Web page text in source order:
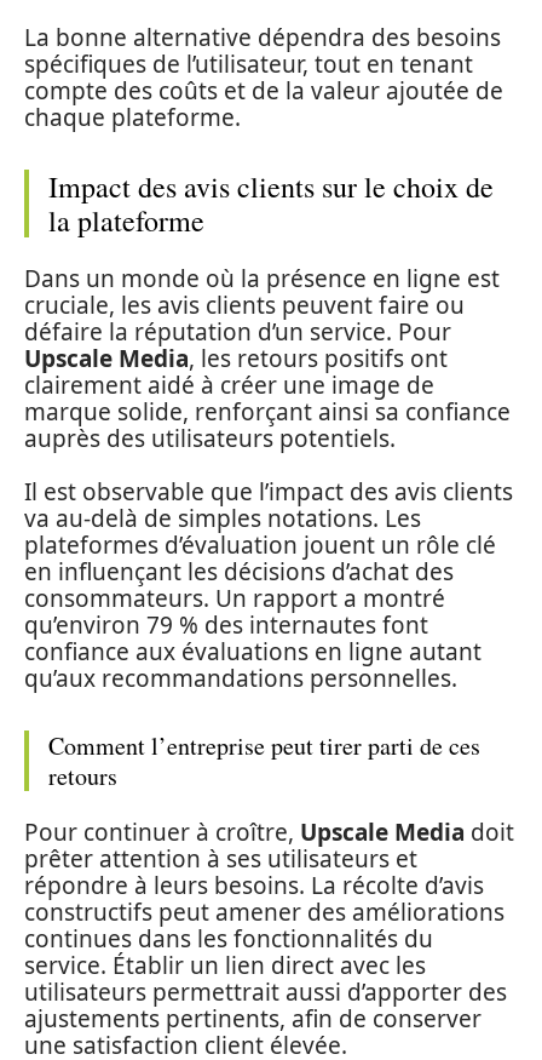
La bonne alternative dépendra des besoins
spécifiques de l’utilisateur, tout en tenant
compte des coûts et de la valeur ajoutée de
chaque plateforme.
Impact des avis clients sur le choix de
la plateforme
Dans un monde où la présence en ligne est
cruciale, les avis clients peuvent faire ou
défaire la réputation d’un service. Pour
Upscale Media, les retours positifs ont
clairement aidé à créer une image de
marque solide, renforçant ainsi sa confiance
auprès des utilisateurs potentiels.
Il est observable que l’impact des avis clients
va au-delà de simples notations. Les
plateformes d’évaluation jouent un rôle clé
en influençant les décisions d’achat des
consommateurs. Un rapport a montré
qu’environ 79 % des internautes font
confiance aux évaluations en ligne autant
qu’aux recommandations personnelles.
Comment l’entreprise peut tirer parti de ces
retours
Pour continuer à croître, Upscale Media doit
prêter attention à ses utilisateurs et
répondre à leurs besoins. La récolte d’avis
constructifs peut amener des améliorations
continues dans les fonctionnalités du
service. Établir un lien direct avec les
utilisateurs permettrait aussi d’apporter des
ajustements pertinents, afin de conserver
une satisfaction client élevée.